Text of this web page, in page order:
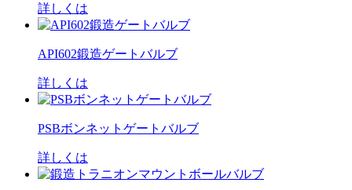
詳しくは
API602鍛造ゲートバルブ
詳しくは
PSBボンネットゲートバルブ
詳しくは